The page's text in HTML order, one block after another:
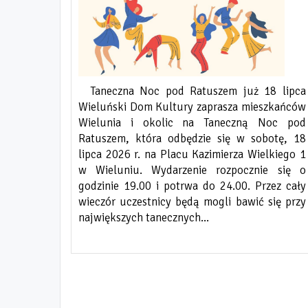
Taneczna Noc pod Ratuszem już 18 lipca
Wieluński Dom Kultury zaprasza mieszkańców
Wielunia i okolic na Taneczną Noc pod
Ratuszem, która odbędzie się w sobotę, 18
lipca 2026 r. na Placu Kazimierza Wielkiego 1
w Wieluniu. Wydarzenie rozpocznie się o
godzinie 19.00 i potrwa do 24.00. Przez cały
wieczór uczestnicy będą mogli bawić się przy
największych tanecznych...
To nie był łatwy wybór! Poziom był naprawdę
wysoki, ale udało się wyłonić zwycięzców
konkursu „Zatrzymane w kadrze – scenki
rodzajowe z Chłopów”! Komisja w składzie:
Elżbieta Kalińska - dyrektor WDK Piotr
Pabisiak - fotograf Marlena Włodarczyk -
dyrektor MiGBP I miejsce – klasa 6, Szkoła
Podstawowa im. M. Konopnickiej w
Masłowicach II miejsce – klasa 6, Szkoła
Podstawowa im. W...
Posłuchaj na żywo niezwykłego koncertu,
podczas którego jeden artysta na scenie
zabierze Cię w świat elektryzujących,
wzruszających piosenek! Radek Bolewski Solo
Act - to najnowsza odsłona twórczości
perkusisty, wokalisty, autora tekstów i
kompozytora, który jednocześnie gra na
instrumentach klawiszowych, perkusyjnych i
śpiewa. Cechą charakterystyczną jego
solowych występów jest łączenie śpiewu z grą
na perkusji. Koncert wypełnią...